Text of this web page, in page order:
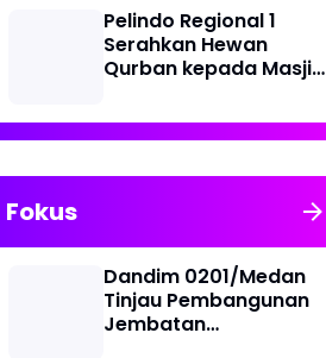
Pelindo Regional 1
Serahkan Hewan
Qurban kepada Masjid
Fokus
Dandim 0201/Medan
Tinjau Pembangunan
Jembatan